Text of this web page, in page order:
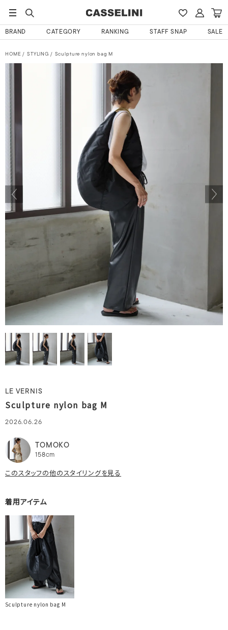
BRAND CATEGORY RANKING STAFF SNAP SALE
HOME STYLING Sculpture nylon bag M
LE VERNIS
Sculpture nylon bag M
2026.06.26
TOMOKO
158cm
このスタッフの他のスタイリングを見る
着用アイテム
Sculpture nylon bag M